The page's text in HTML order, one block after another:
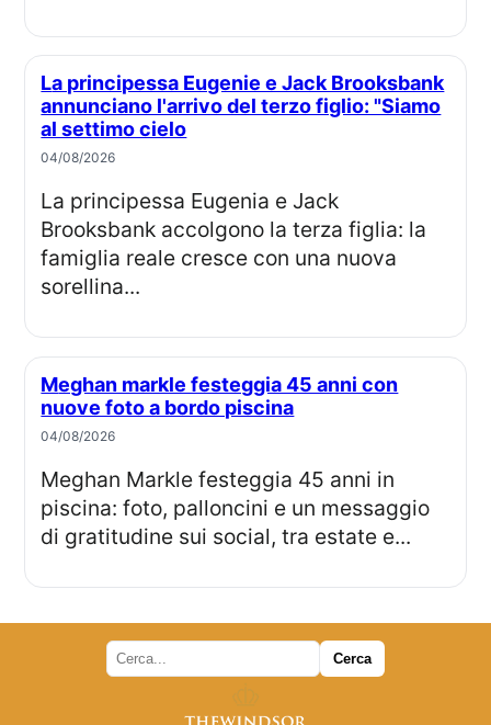
La principessa Eugenie e Jack Brooksbank
annunciano l'arrivo del terzo figlio: "Siamo
al settimo cielo
04/08/2026
La principessa Eugenia e Jack
Brooksbank accolgono la terza figlia: la
famiglia reale cresce con una nuova
sorellina...
Meghan markle festeggia 45 anni con
nuove foto a bordo piscina
04/08/2026
Meghan Markle festeggia 45 anni in
piscina: foto, palloncini e un messaggio
di gratitudine sui social, tra estate e...